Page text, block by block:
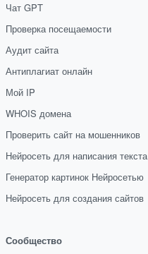
Чат GPT
Проверка посещаемости
Аудит сайта
Антиплагиат онлайн
Мой IP
WHOIS домена
Проверить сайт на мошенников
Нейросеть для написания текста
Генератор картинок Нейросетью
Нейросеть для создания сайтов
Сообщество